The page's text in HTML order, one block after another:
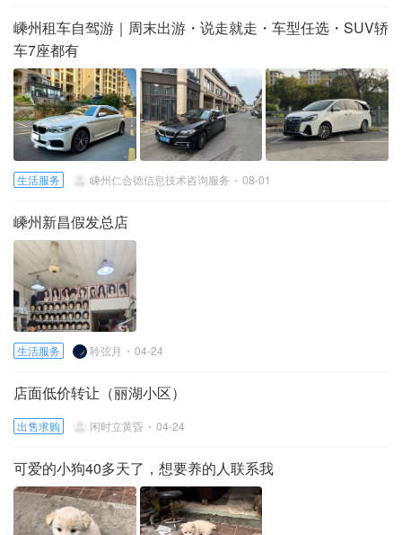
嵊州租车自驾游｜周末出游・说走就走・车型任选・SUV轿
车7座都有
生活服务 嵊州仁合德信息技术咨询服务 08-01
嵊州新昌假发总店
生活服务 聆弦月 04-24
店面低价转让（丽湖小区）
出售求购 闲时立黄昏 04-24
可爱的小狗40多天了，想要养的人联系我